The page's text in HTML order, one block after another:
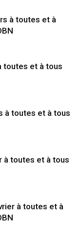
à toutes et à
toutes et à tous
à toutes et à tous
à toutes et à tous
à toutes et à